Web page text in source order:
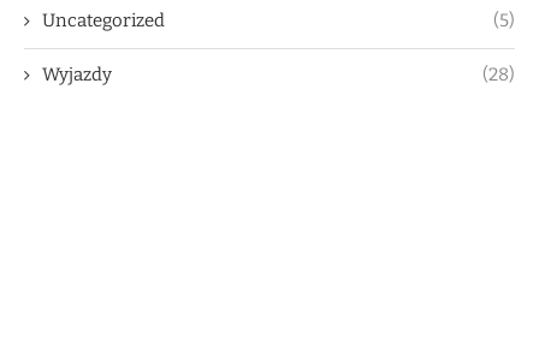
Uncategorized (5)
Wyjazdy (28)